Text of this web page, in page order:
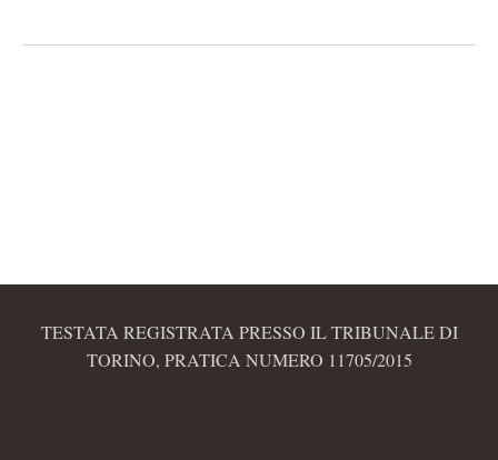
TESTATA REGISTRATA PRESSO IL TRIBUNALE DI
TORINO, PRATICA NUMERO 11705/2015